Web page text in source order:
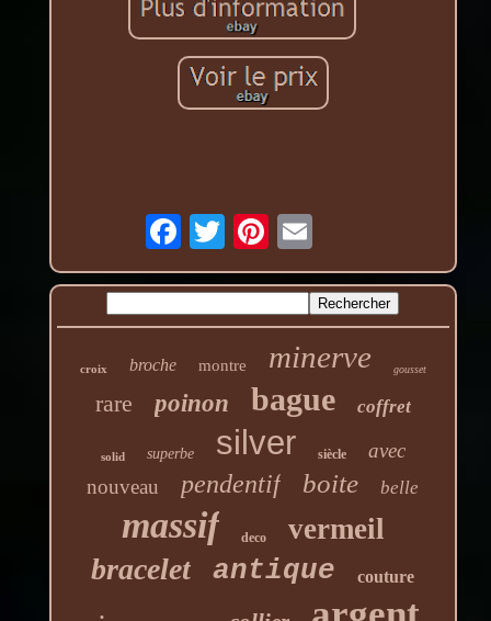
croix broche montre minerve gousset
rare poinon bague coffret
solid superbe silver siècle
avec
nouveau
pendentif boite belle
massif deco vermeil
bracelet antique couture